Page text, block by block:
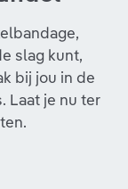
slag kunt,
bij jou in de
Laat je nu ter